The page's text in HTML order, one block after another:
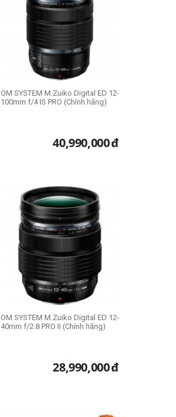
OM SYSTEM M.Zuiko Digital ED 12-
100mm f/4 IS PRO (Chính hãng)
40,990,000đ
OM SYSTEM M.Zuiko Digital ED 12-
40mm f/2.8 PRO II (Chính hãng)
28,990,000đ